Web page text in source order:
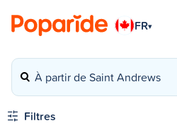
FR▾
À partir de Saint Andrews
Filtres